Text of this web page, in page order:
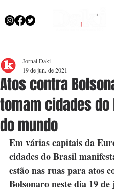
Atos contra
tomam cidades
do mundo
Jornal Daki
19 de jun. de 2021
Em várias capitais da
cidades do Brasil
estão nas ruas para atos
Bolsonaro neste dia 19